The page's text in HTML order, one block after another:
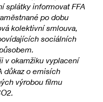
splátky informovat FFA
po dobu
kolektivní smlouva,
sociálních
v okamžiku vyplacení
důkaz o emisích
výrobou filmu